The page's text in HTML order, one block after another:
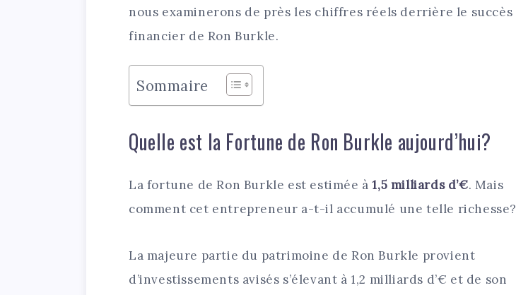
nous examinerons de près les chiffres réels derrière le succès
financier de Ron Burkle.
Sommaire
Quelle est la Fortune de Ron Burkle aujourd’hui?
La fortune de Ron Burkle est estimée à1,5 milliards d’€. Mais
comment cet entrepreneur a-t-il accumulé une telle richesse?
La majeure partie du patrimoine de Ron Burkle provient
d’investissements avisés s’élevant à 1,2 milliards d’€ et de son